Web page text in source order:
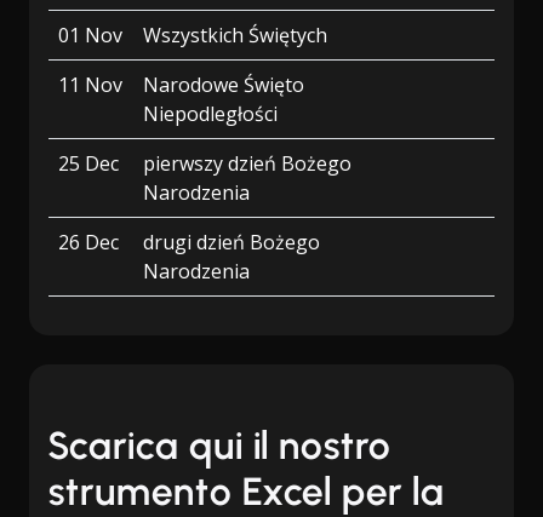
01 Nov
Wszystkich Świętych
11 Nov
Narodowe Święto
Niepodległości
25 Dec
pierwszy dzień Bożego
Narodzenia
26 Dec
drugi dzień Bożego
Narodzenia
Scarica qui il nostro
strumento Excel per la